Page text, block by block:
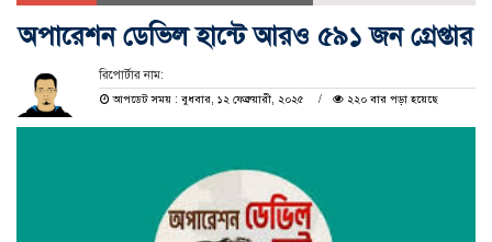
অপারেশন ডেভিল হান্টে আরও ৫৯১ জন গ্রেপ্তার
রিপোর্টার নাম:
আপডেট সময় : বুধবার, ১২ ফেব্রুয়ারী, ২০২৫
২২০ বার পড়া হয়েছে